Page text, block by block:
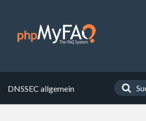
DNSSEC allgemein